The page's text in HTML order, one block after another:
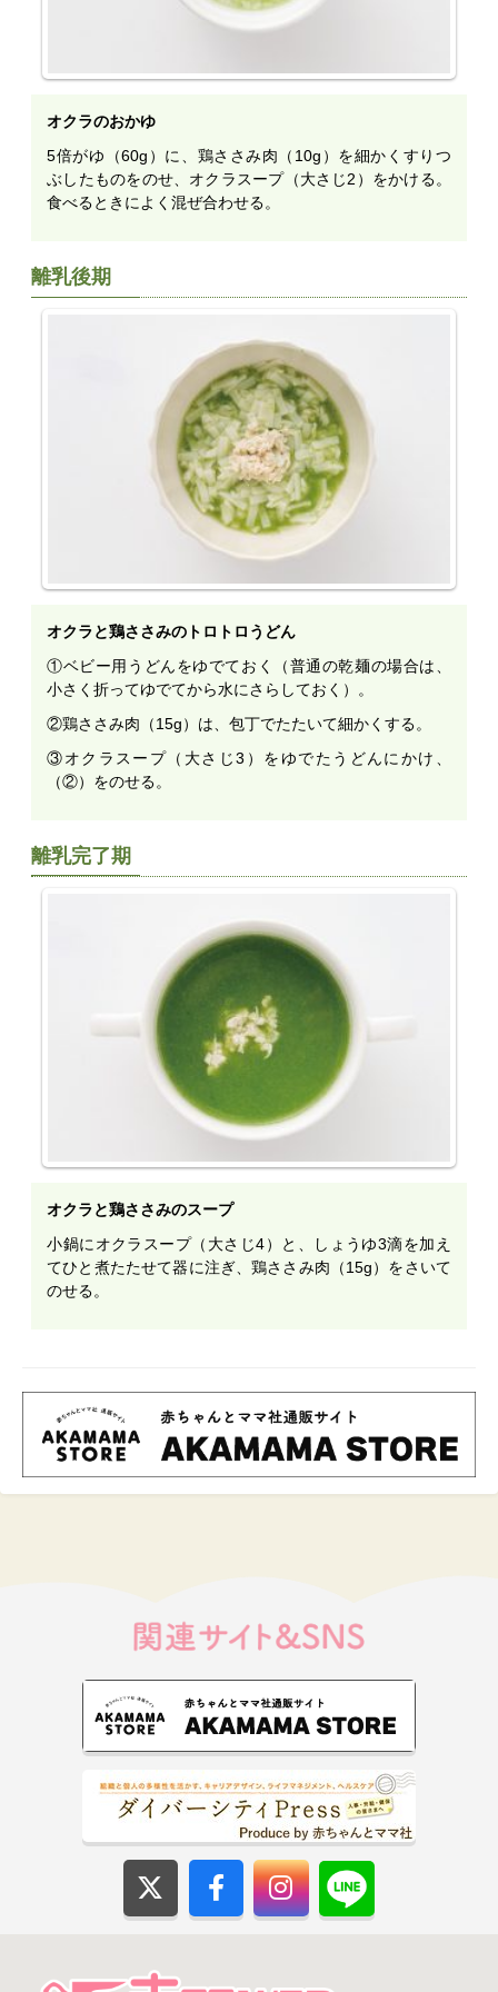
オクラのおかゆ
5倍がゆ（60g）に、鶏ささみ肉（10g）を細かくすりつ
ぶしたものをのせ、オクラスープ（大さじ2）をかける。
食べるときによく混ぜ合わせる。
離乳後期
オクラと鶏ささみのトロトロうどん
①ベビー用うどんをゆでておく（普通の乾麺の場合は、
小さく折ってゆでてから水にさらしておく）。
②鶏ささみ肉（15g）は、包丁でたたいて細かくする。
③オクラスープ（大さじ3）をゆでたうどんにかけ、
（②）をのせる。
離乳完了期
オクラと鶏ささみのスープ
小鍋にオクラスープ（大さじ4）と、しょうゆ3滴を加え
てひと煮たたせて器に注ぎ、鶏ささみ肉（15g）をさいて
のせる。